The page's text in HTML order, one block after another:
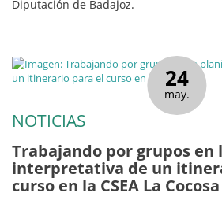
Diputación de Badajoz.
24
may.
NOTICIAS
Trabajando por grupos en
interpretativa de un
curso en la CSEA La Cocosa